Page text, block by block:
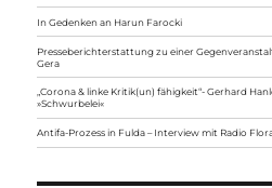
In Gedenken an Harun Farocki
Presseberichterstattung zu einer
Gera
„Corona & linke Kritik(un) fähigkeit“- Gerhard
»Schwurbelei«
Antifa-Prozess in Fulda – Interview mit Radio